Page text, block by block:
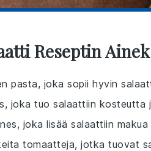
Reseptin
pasta, joka sopii hyvin
joka tuo salaattiin kosteutta
joka lisää salaattiin makua
tomaatteja, jotka tuovat